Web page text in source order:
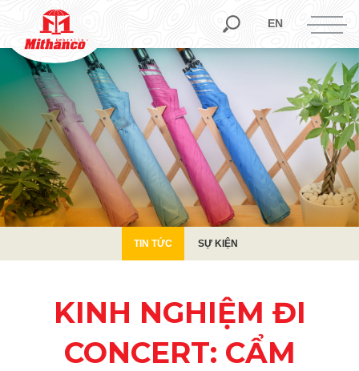
EN
SỰ KIỆN
TIN TỨC SỰ KIỆN
KINH NGHIỆM ĐI
CONCERT: CẨM